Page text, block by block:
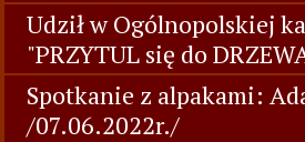
Udził w Ogólnopolskiej
"PRZYTUL się do
Spotkanie z alpakami:
/07.06.2022r./